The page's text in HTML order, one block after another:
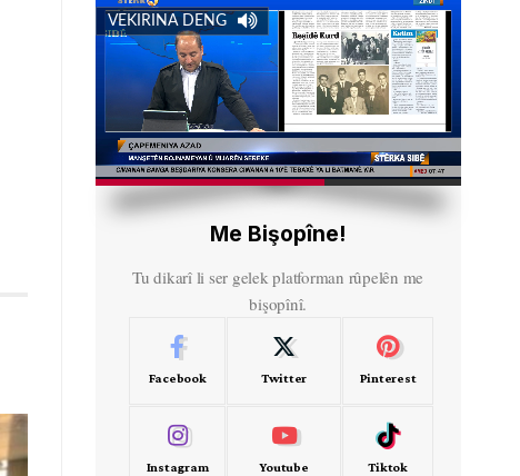
VEKIRINA DENG
Me Bişopîne!
Tu dikarî li ser gelek platforman rûpelên me
bişopînî.
Facebook Twitter Pinterest
Instagram Youtube Tiktok